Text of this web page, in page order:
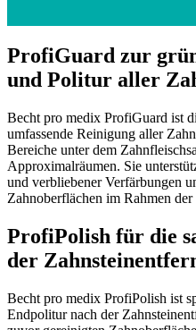
ProfiGuard zur
und Politur aller
Becht pro medix ProfiGuard ist
umfassende Reinigung aller
Bereiche unter dem
Approximalräumen. Sie
und verbliebener Verfärbungen
Zahnoberflächen im Rahmen
ProfiPolish für die
der
Becht pro medix ProfiPolish ist
Endpolitur nach der